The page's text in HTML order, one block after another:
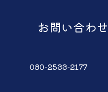
お問い合わせ
080-2533-2177